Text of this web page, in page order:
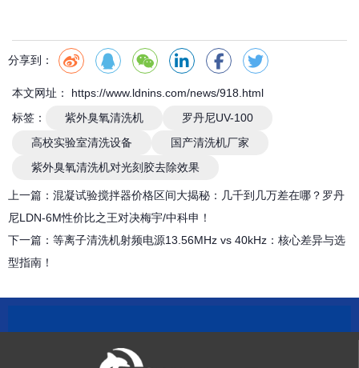
分享到：
本文网址： https://www.ldnins.com/news/918.html
标签：
紫外臭氧清洗机
罗丹尼UV-100
高校实验室清洗设备
国产清洗机厂家
紫外臭氧清洗机对光刻胶去除效果
上一篇： 混凝试验搅拌器价格区间大揭秘：几千到几万差在哪？罗丹
尼LDN-6M性价比之王对决梅宇/中科申！
下一篇： 等离子清洗机射频电源13.56MHz vs 40kHz：核心差异与选
型指南！